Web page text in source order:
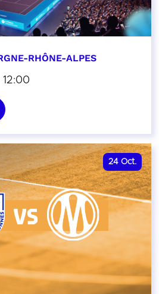
RHÔNE-ALPES
24 Oct.